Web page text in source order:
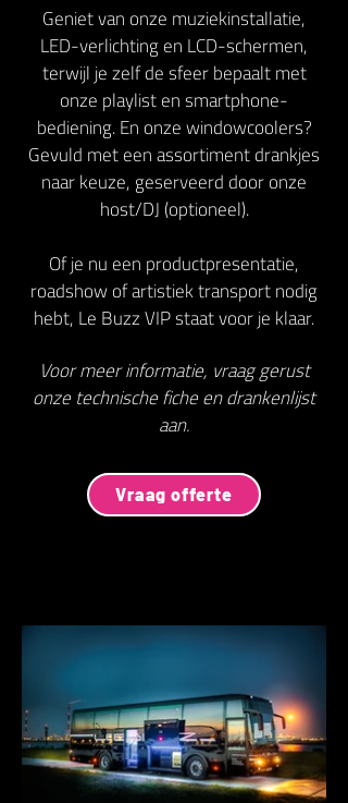
Geniet van onze muziekinstallatie,
LED-verlichting en LCD-schermen,
terwijl je zelf de sfeer bepaalt met
onze playlist en smartphone-
bediening. En onze windowcoolers?
Gevuld met een assortiment drankjes
naar keuze, geserveerd door onze
host/DJ (optioneel).
Of je nu een productpresentatie,
roadshow of artistiek transport nodig
hebt, Le Buzz VIP staat voor je klaar.
Voor meer informatie, vraag gerust
onze technische fiche en drankenlijst
aan.
Vraag offerte